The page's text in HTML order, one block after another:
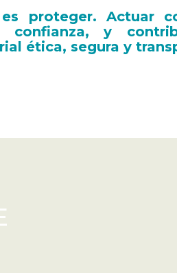
proteger. Actuar
confianza, y
ética, segura y